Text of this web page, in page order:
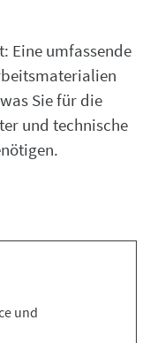
Eine umfassende
Sie für die
und technische
und